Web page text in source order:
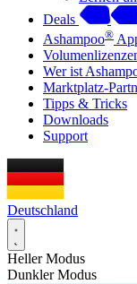
Deals
Ashampoo®
Wer ist
Marktplatz-
Tipps & Tricks
Downloads
Support
Deutschland
Heller Modus
Dunkler Modus